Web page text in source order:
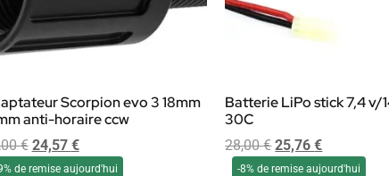
Scorpion evo 3 18mm
anti-horaire ccw
€ 24,57 €
de remise aujourd'hui
Batterie LiPo stick 7,4 v/
30C
28,00€ 25,76€
-8% de remise aujourd'hui